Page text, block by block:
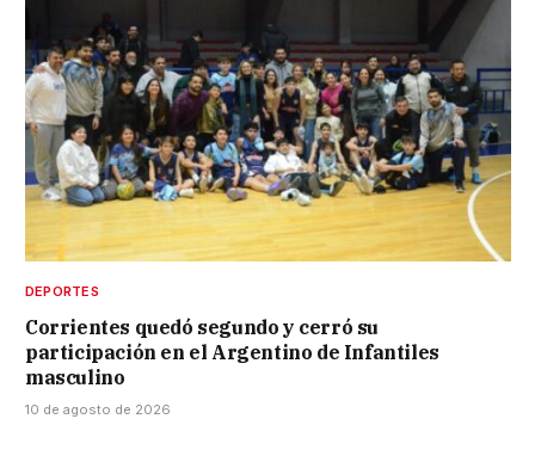
DEPORTES
Corrientes quedó segundo y cerró su
participación en el Argentino de Infantiles
masculino
10 de agosto de 2026